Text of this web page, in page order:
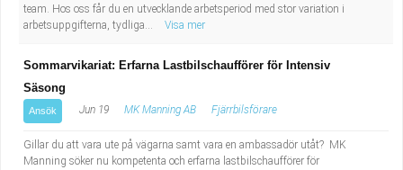
Socialt arbete
Säkerhetsarbete
Tekniskt arbete
Transport
Fastighetsskötare
Informatör/Kommunikatör
Brevbärare
Sjuksköterska, grundutbildad
team. Hos oss får du en utvecklande arbetsperiod med stor variation i
arbetsuppgifterna, tydliga...
Visa mer
Sommarvikariat: Erfarna Lastbilschaufförer för Intensiv
Säsong
Ansök Jun 19 MK Manning AB Fjärrbilsförare
Gillar du att vara ute på vägarna samt vara en ambassadör utåt? MK
Manning söker nu kompetenta och erfarna lastbilschaufförer för